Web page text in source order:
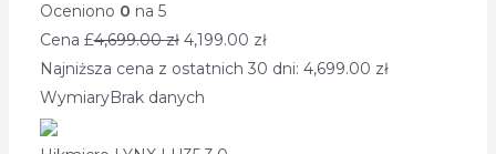
Oceniono 0 na 5
Cena £4,699.00zł 4,199.00 zł
Najniższa cena z ostatnich 30 dni: 4,699.00 zł
WymiaryBrak danych